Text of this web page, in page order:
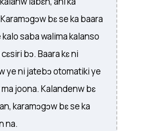
bɛ se ka baara
saba walima kalanso
bɔ. Baara kɛ ni
ye ni jatebɔ otomatiki ye
joona. Kalandenw bɛ
karamɔgɔw bɛ se ka
na.